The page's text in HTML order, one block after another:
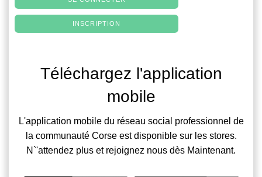
INSCRIPTION
Téléchargez l'application
mobile
L'application mobile du réseau social professionnel de
la communauté Corse est disponible sur les stores.
N`'attendez plus et rejoignez nous dès Maintenant.